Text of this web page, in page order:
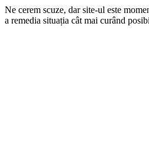
Ne cerem scuze, dar site-ul este
a remedia situația cât mai curând